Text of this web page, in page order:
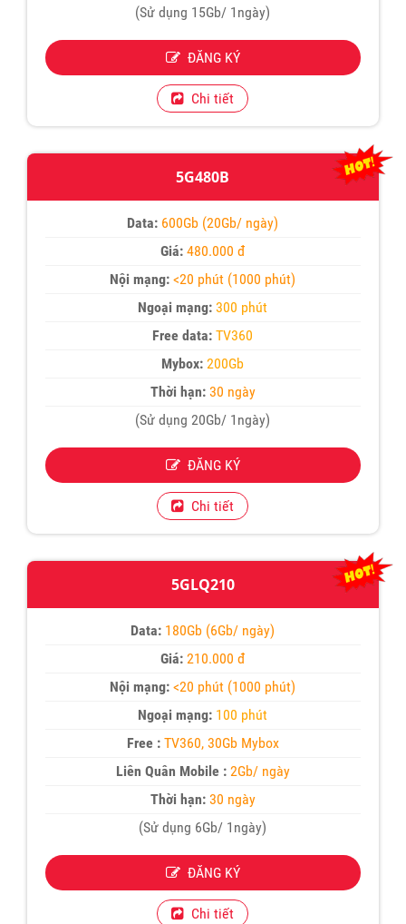
(Sử dụng 15Gb/ 1ngày)
ĐĂNG KÝ
Chi tiết
5G480B
Data: 600Gb (20Gb/ ngày)
Giá:480.000 đ
Nội mạng: <20 phút (1000 phút)
Ngoại mạng: 300 phút
Free data: TV360
Mybox: 200Gb
Thời hạn:30 ngày
(Sử dụng 20Gb/ 1ngày)
ĐĂNG KÝ
Chi tiết
5GLQ210
Data: 180Gb (6Gb/ ngày)
Giá:210.000 đ
Nội mạng: <20 phút (1000 phút)
Ngoại mạng: 100 phút
Free : TV360, 30Gb Mybox
Liên Quân Mobile : 2Gb/ ngày
Thời hạn:30 ngày
(Sử dụng 6Gb/ 1ngày)
ĐĂNG KÝ
Chi tiết